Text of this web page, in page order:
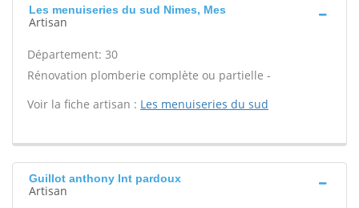
Les menuiseries du sud Nimes, Mes
Artisan
Département: 30
Rénovation plomberie complète ou partielle -
Voir la fiche artisan : Les menuiseries du sud
Guillot anthony Int pardoux
Artisan